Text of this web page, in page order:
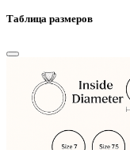
Таблица размеров